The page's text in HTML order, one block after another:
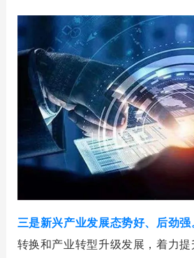
三是新兴产业发展态势好、后劲强
转换和产业转型升级发展，着力